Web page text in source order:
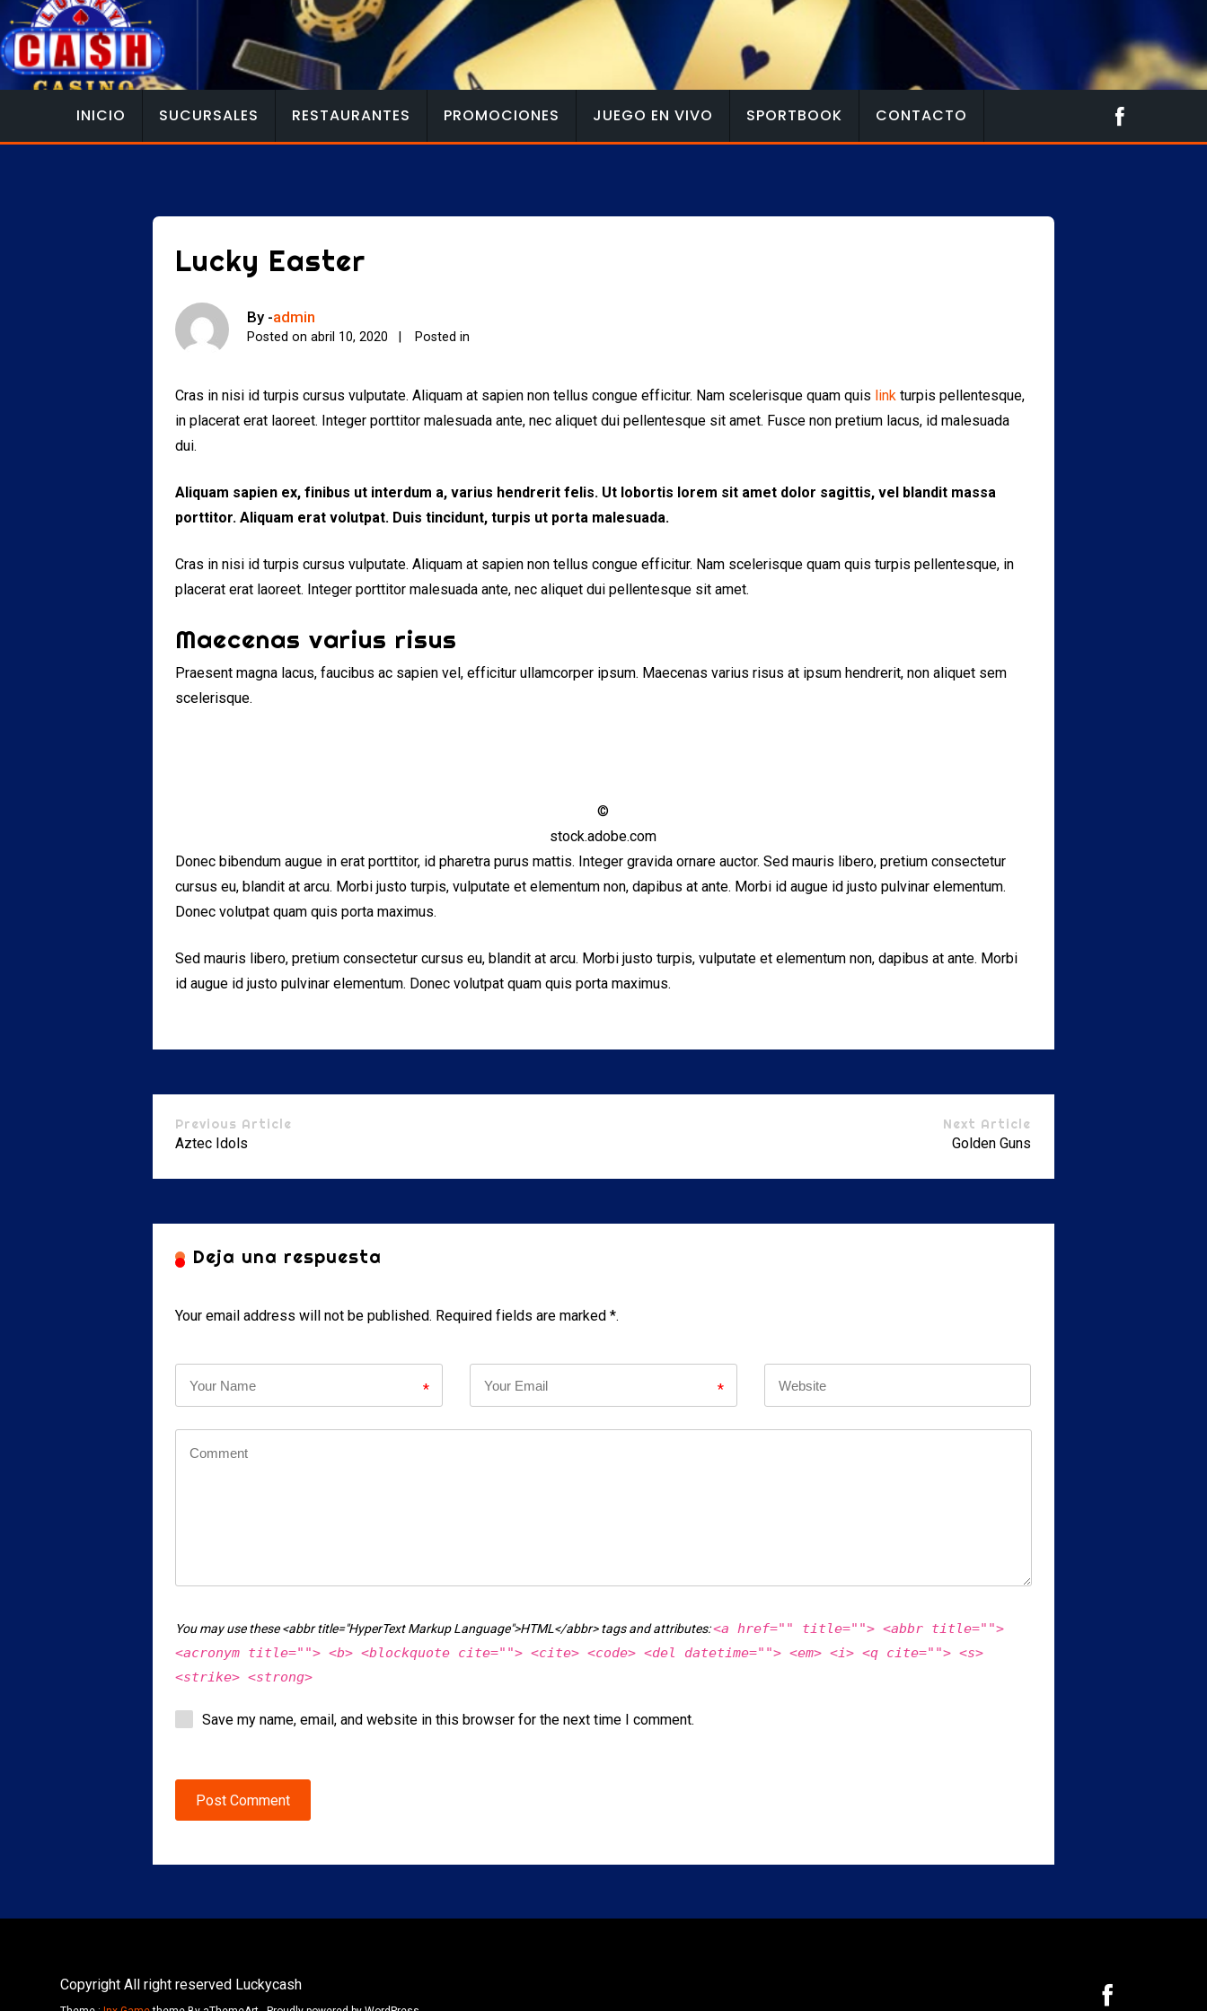
Skip
to
content
INICIO SUCURSALES RESTAURANTES PROMOCIONES JUEGO EN VIVO SPORTBOOK CONTACTO
Lucky Easter
By -admin
Posted onabril 10, 2020 Posted in
Cras in nisi id turpis cursus vulputate. Aliquam at sapien non tellus congue efficitur. Nam scelerisque quam quis link turpis pellentesque,
in placerat erat laoreet. Integer porttitor malesuada ante, nec aliquet dui pellentesque sit amet. Fusce non pretium lacus, id malesuada
dui.
Aliquam sapien ex, finibus ut interdum a, varius hendrerit felis. Ut lobortis lorem sit amet dolor sagittis, vel blandit massa
porttitor. Aliquam erat volutpat. Duis tincidunt, turpis ut porta malesuada.
Cras in nisi id turpis cursus vulputate. Aliquam at sapien non tellus congue efficitur. Nam scelerisque quam quis turpis pellentesque, in
placerat erat laoreet. Integer porttitor malesuada ante, nec aliquet dui pellentesque sit amet.
Maecenas varius risus
Praesent magna lacus, faucibus ac sapien vel, efficitur ullamcorper ipsum. Maecenas varius risus at ipsum hendrerit, non aliquet sem
scelerisque.
©
stock.adobe.com
Donec bibendum augue in erat porttitor, id pharetra purus mattis. Integer gravida ornare auctor. Sed mauris libero, pretium consectetur
cursus eu, blandit at arcu. Morbi justo turpis, vulputate et elementum non, dapibus at ante. Morbi id augue id justo pulvinar elementum.
Donec volutpat quam quis porta maximus.
Sed mauris libero, pretium consectetur cursus eu, blandit at arcu. Morbi justo turpis, vulputate et elementum non, dapibus at ante. Morbi
id augue id justo pulvinar elementum. Donec volutpat quam quis porta maximus.
Previous Article
Aztec Idols
Next Article
Golden Guns
Deja una respuesta
Your email address will not be published. Required fields are marked *.
* *
You may use these <abbr title="HyperText Markup Language">HTML</abbr> tags and attributes:<a href="" title=""> <abbr title="">
<acronym title=""> <b> <blockquote cite=""> <cite> <code> <del datetime=""> <em> <i> <q cite=""> <s>
<strike> <strong>
Save my name, email, and website in this browser for the next time I comment.
Post Comment
Copyright All right reserved Luckycash